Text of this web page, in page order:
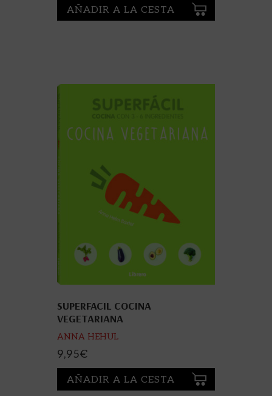
AÑADIR A LA CESTA
SUPERFACIL COCINA
VEGETARIANA
ANNA HEHUL
9,95€
AÑADIR A LA CESTA